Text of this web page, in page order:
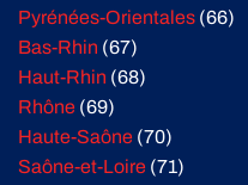
Pyrénées-Orientales (66)
Bas-Rhin (67)
Haut-Rhin (68)
Rhône (69)
Haute-Saône (70)
Saône-et-Loire (71)